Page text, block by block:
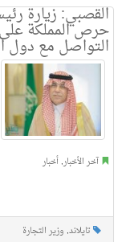
القصبي: زيارة
حرص المملكة
التواصل مع دول
آخر الأخبار, أخبار
تايلاند, وزير التجارة